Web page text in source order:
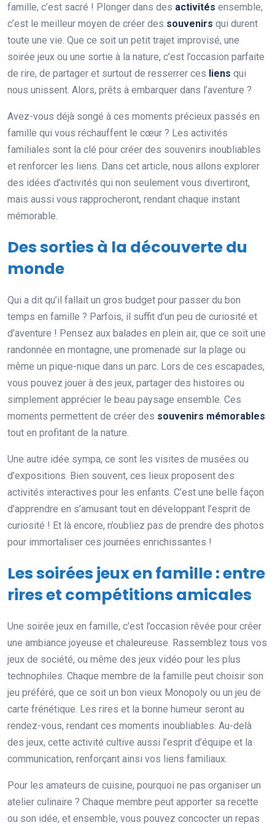
famille, c’est sacré ! Plonger dans des activités ensemble,
c’est le meilleur moyen de créer des souvenirs qui durent
toute une vie. Que ce soit un petit trajet improvisé, une
soirée jeux ou une sortie à la nature, c’est l’occasion parfaite
de rire, de partager et surtout de resserrer ces liens qui
nous unissent. Alors, prêts à embarquer dans l’aventure ?
Avez-vous déjà songé à ces moments précieux passés en
famille qui vous réchauffent le cœur ? Les activités
familiales sont la clé pour créer des souvenirs inoubliables
et renforcer les liens. Dans cet article, nous allons explorer
des idées d’activités qui non seulement vous divertiront,
mais aussi vous rapprocheront, rendant chaque instant
mémorable.
Des sorties à la découverte du
monde
Qui a dit qu’il fallait un gros budget pour passer du bon
temps en famille ? Parfois, il suffit d’un peu de curiosité et
d’aventure ! Pensez aux balades en plein air, que ce soit une
randonnée en montagne, une promenade sur la plage ou
même un pique-nique dans un parc. Lors de ces escapades,
vous pouvez jouer à des jeux, partager des histoires ou
simplement apprécier le beau paysage ensemble. Ces
moments permettent de créer des souvenirs mémorables
tout en profitant de la nature.
Une autre idée sympa, ce sont les visites de musées ou
d’expositions. Bien souvent, ces lieux proposent des
activités interactives pour les enfants. C’est une belle façon
d’apprendre en s’amusant tout en développant l’esprit de
curiosité ! Et là encore, n’oubliez pas de prendre des photos
pour immortaliser ces journées enrichissantes !
Les soirées jeux en famille : entre
rires et compétitions amicales
Une soirée jeux en famille, c’est l’occasion rêvée pour créer
une ambiance joyeuse et chaleureuse. Rassemblez tous vos
jeux de société, ou même des jeux vidéo pour les plus
technophiles. Chaque membre de la famille peut choisir son
jeu préféré, que ce soit un bon vieux Monopoly ou un jeu de
carte frénétique. Les rires et la bonne humeur seront au
rendez-vous, rendant ces moments inoubliables. Au-delà
des jeux, cette activité cultive aussi l’esprit d’équipe et la
communication, renforçant ainsi vos liens familiaux.
Pour les amateurs de cuisine, pourquoi ne pas organiser un
atelier culinaire ? Chaque membre peut apporter sa recette
ou son idée, et ensemble, vous pouvez concocter un repas